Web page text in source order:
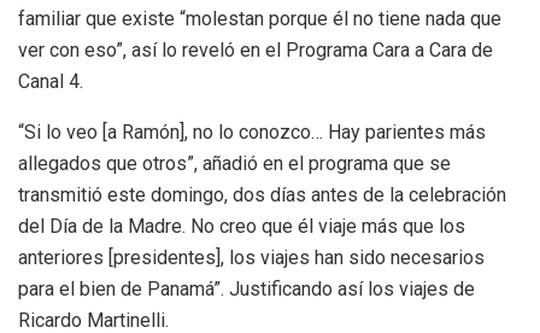
familiar que existe “molestan porque él no tiene nada que
ver con eso”, así lo reveló en el Programa Cara a Cara de
Canal 4.
“Si lo veo [a Ramón], no lo conozco… Hay parientes más
allegados que otros”, añadió en el programa que se
transmitió este domingo, dos días antes de la celebración
del Día de la Madre. No creo que él viaje más que los
anteriores [presidentes], los viajes han sido necesarios
para el bien de Panamá”. Justificando así los viajes de
Ricardo Martinelli.